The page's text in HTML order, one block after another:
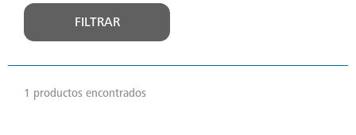
FILTRAR
1 productos encontrados